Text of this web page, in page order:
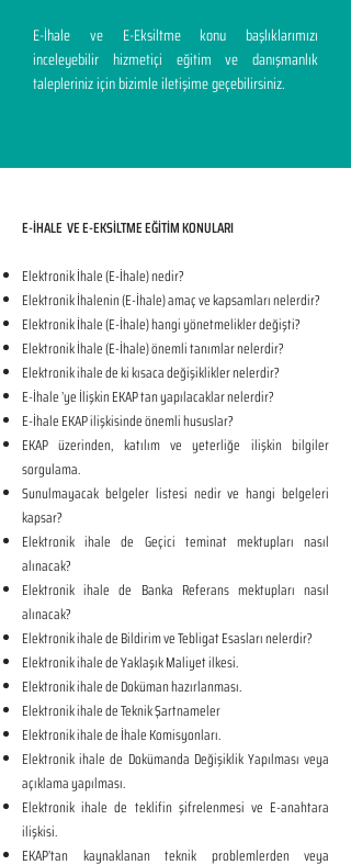
E-İhale ve E-Eksiltme konu başlıklarımızı
inceleyebilir hizmetiçi eğitim ve danışmanlık
talepleriniz için bizimle iletişime geçebilirsiniz.
E-İHALE VE E-EKSİLTME EĞİTİM KONULARI​
Elektronik İhale (E-İhale) nedir?
Elektronik İhalenin (E-İhale) amaç ve kapsamları nelerdir?
Elektronik İhale (E-İhale) hangi yönetmelikler değişti?
Elektronik İhale (E-İhale) önemli tanımlar nelerdir?
Elektronik ihale de ki kısaca değişiklikler nelerdir?
E-İhale ’ye İlişkin EKAP tan yapılacaklar nelerdir?
E-İhale EKAP ilişkisinde önemli hususlar?
EKAP üzerinden, katılım ve yeterliğe ilişkin bilgiler
sorgulama.
Sunulmayacak belgeler listesi nedir ve hangi belgeleri
kapsar?
Elektronik ihale de Geçici teminat mektupları nasıl
alınacak?
Elektronik ihale de Banka Referans mektupları nasıl
alınacak?
Elektronik ihale de Bildirim ve Tebligat Esasları nelerdir?
Elektronik ihale de Yaklaşık Maliyet ilkesi.
Elektronik ihale de Doküman hazırlanması.
Elektronik ihale de Teknik Şartnameler
Elektronik ihale de İhale Komisyonları.
Elektronik ihale de Dokümanda Değişiklik Yapılması veya
açıklama yapılması.
Elektronik ihale de teklifin şifrelenmesi ve E-anahtara
ilişkisi.
EKAP’tan kaynaklanan teknik problemlerden veya